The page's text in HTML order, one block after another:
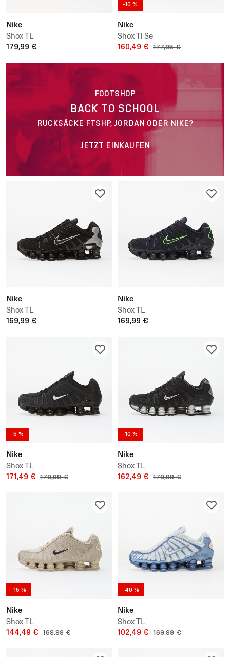
Nike
Shox TL
179,99 €
-10 %
Nike
Shox Tl Se
160,49 € 177,95 €
Nike
Shox TL
169,99 €
Nike
Shox TL
169,99 €
-5 %
Nike
Shox TL
171,49 € 179,99 €
-10 %
Nike
Shox TL
162,49 € 179,99 €
-15 %
Nike
Shox TL
144,49 € 169,99 €
-40 %
Nike
Shox TL
102,49 € 169,99 €
FOOTSHOP
BACK TO SCHOOL
RUCKSÄCKE FTSHP, JORDAN ODER NIKE?
JETZT EINKAUFEN